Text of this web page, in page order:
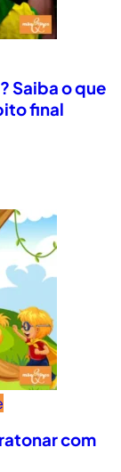
Saiba o que
final
com